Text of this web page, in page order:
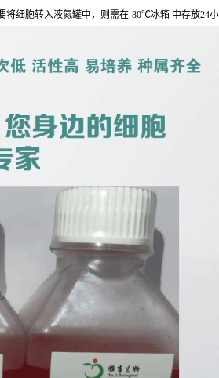
细胞转入液氮罐中，则需在-80℃冰箱 中存放24小